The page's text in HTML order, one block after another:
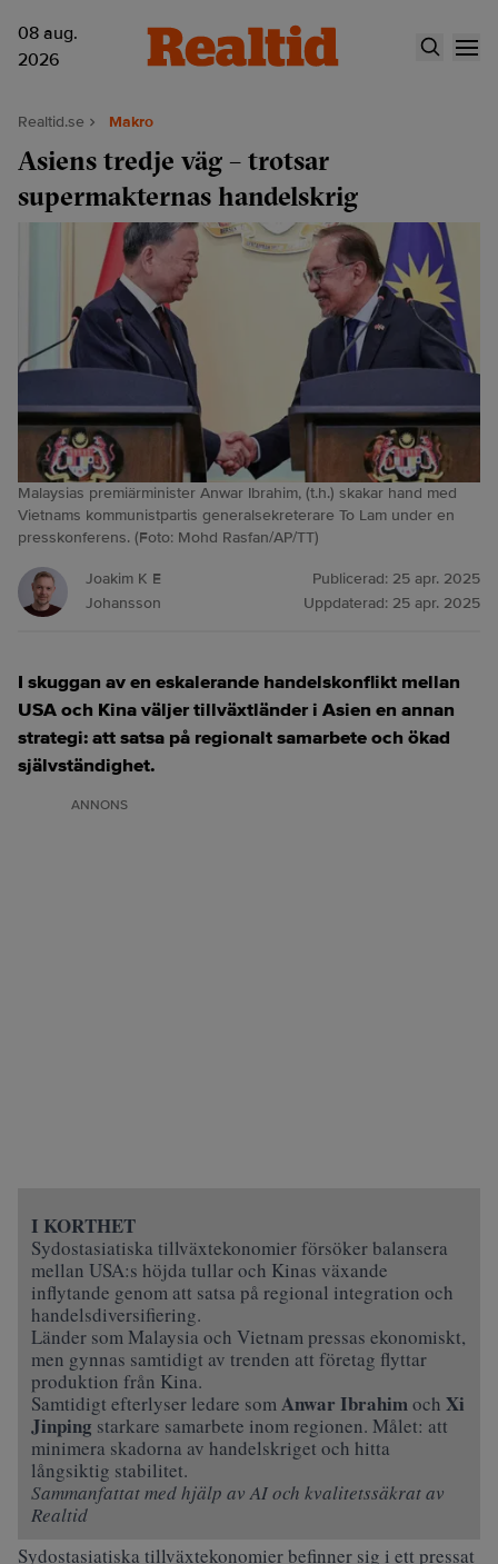
08 aug.
2026
Realtid.se Makro
Asiens tredje väg – trotsar
supermakternas handelskrig
Malaysias premiärminister Anwar Ibrahim, (t.h.) skakar hand med
Vietnams kommunistpartis generalsekreterare To Lam under en
presskonferens. (Foto: Mohd Rasfan/AP/TT)
Joakim K E
Johansson
Publicerad: 25 apr. 2025
Uppdaterad: 25 apr. 2025
I skuggan av en eskalerande handelskonflikt mellan
USA och Kina väljer tillväxtländer i Asien en annan
strategi: att satsa på regionalt samarbete och ökad
självständighet.
ANNONS
I KORTHET
Sydostasiatiska tillväxtekonomier försöker balansera
mellan USA:s höjda tullar och Kinas växande
inflytande genom att satsa på regional integration och
handelsdiversifiering.
Länder som Malaysia och Vietnam pressas ekonomiskt,
men gynnas samtidigt av trenden att företag flyttar
produktion från Kina.
Samtidigt efterlyser ledare somAnwar Ibrahimoch Xi
Jinping starkare samarbete inom regionen. Målet: att
minimera skadorna av handelskriget och hitta
långsiktig stabilitet.
Sammanfattat med hjälp av AI och kvalitetssäkrat av
Realtid
Sydostasiatiska tillväxtekonomier befinner sig i ett pressat